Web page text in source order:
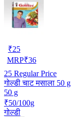
₹25
MRP₹36
25 Regular Price
गोल्डी चाट मसाला 50 g
50 g
₹50/100g
गोल्डी